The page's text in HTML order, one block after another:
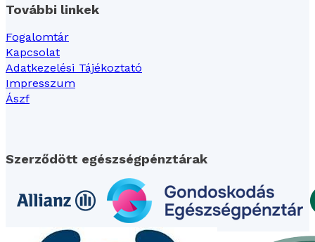
További linkek
Fogalomtár
Kapcsolat
Adatkezelési Tájékoztató
Impresszum
Ászf
Szerződött egészségpénztárak